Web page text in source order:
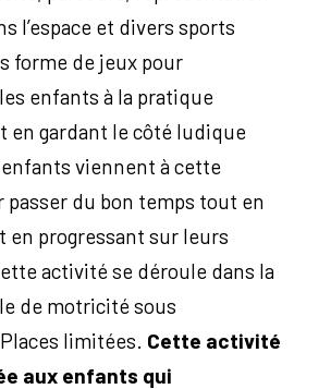
l’espace et divers sports
forme de jeux pour
enfants à la pratique
en gardant le côté ludique
viennent à cette
du bon temps tout en
en progressant sur leurs
activité se déroule dans la
de motricité sous
limitées. Cette activité
aux enfants qui